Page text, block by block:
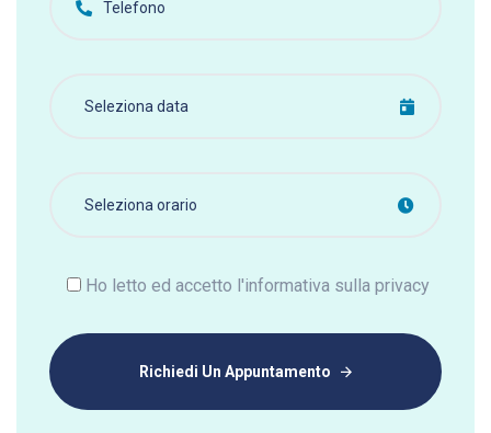
Ho letto ed accetto l'informativa sulla privacy
Richiedi Un Appuntamento